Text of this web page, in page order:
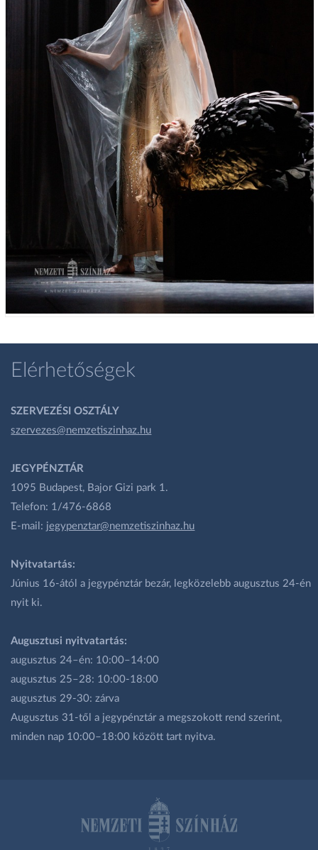
Elérhetőségek
SZERVEZÉSI OSZTÁLY
szervezes@nemzetiszinhaz.hu
JEGYPÉNZTÁR
1095 Budapest, Bajor Gizi park 1.
Telefon: 1/476-6868
E-mail: jegypenztar@nemzetiszinhaz.hu
Nyitvatartás:
Június 16-ától a jegypénztár bezár, legközelebb augusztus 24-én
nyit ki.
Augusztusi nyitvatartás:
augusztus 24–én: 10:00–14:00
augusztus 25–28: 10:00-18:00
augusztus 29-30: zárva
Augusztus 31-től a jegypénztár a megszokott rend szerint,
minden nap 10:00–18:00 között tart nyitva.